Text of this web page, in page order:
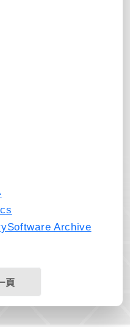
Archive
頁